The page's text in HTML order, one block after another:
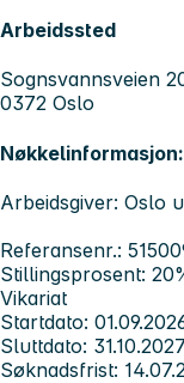
Arbeidssted
Sognsvannsveien
0372 Oslo
Nøkkelinformasjon:
Arbeidsgiver: Oslo
Referansenr.:
Stillingsprosent:
Vikariat
Startdato:
Sluttdato: 31.10.2027
Søknadsfrist: